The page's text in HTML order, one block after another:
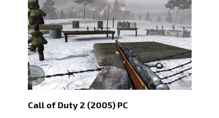
Call of Duty 2 (2005) PC